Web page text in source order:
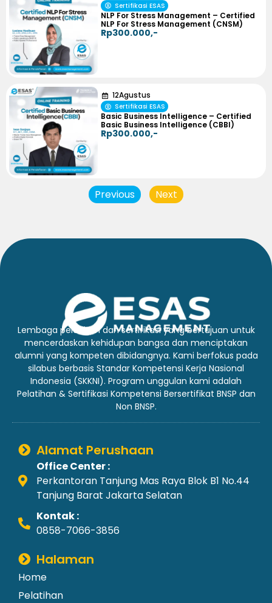
Sertifikasi ESAS
NLP For Stress Management – Certified
NLP For Stress Management (CNSM)
Rp300.000,-
12Agustus
Sertifikasi ESAS
Basic Business Intelligence – Certified
Basic Business Intelligence (CBBI)
Rp300.000,-
Previous Next
Lembaga pelatihan dan sertifikasi yang bertujuan untuk
mencerdaskan kehidupan bangsa dan menciptakan
alumni yang kompeten dibidangnya. Kami berfokus pada
silabus berbasis Standar Kompetensi Kerja Nasional
Indonesia (SKKNI). Program unggulan kami adalah
Pelatihan & Sertifikasi Kompetensi Bersertifikat BNSP dan
Non BNSP.
Alamat Perushaan
Office Center :
Perkantoran Tanjung Mas Raya Blok B1 No.44
Tanjung Barat Jakarta Selatan
Kontak :
0858-7066-3856
Halaman
Home
Pelatihan